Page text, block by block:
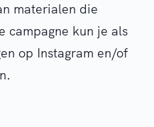
materialen die
campagne kun je als
op Instagram en/of